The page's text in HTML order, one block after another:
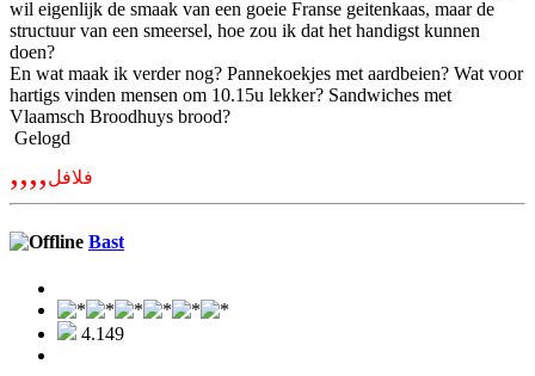
wil eigenlijk de smaak van een goeie Franse geitenkaas, maar de
structuur van een smeersel, hoe zou ik dat het handigst kunnen
doen?
En wat maak ik verder nog? Pannekoekjes met aardbeien? Wat voor
hartigs vinden mensen om 10.15u lekker? Sandwiches met
Vlaamsch Broodhuys brood?
Gelogd
,,,,فلافل
Bast
4.149